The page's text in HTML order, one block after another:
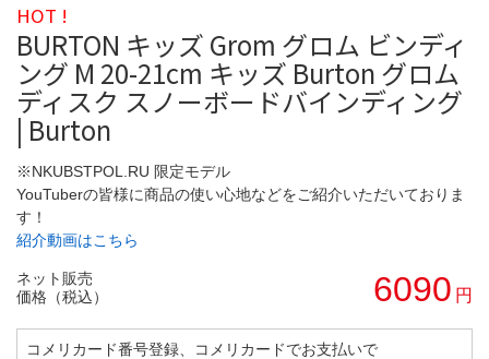
HOT !
BURTON キッズ Grom グロム ビンディ
ング M 20-21cm キッズ Burton グロム
ディスク スノーボードバインディング
| Burton
※NKUBSTPOL.RU 限定モデル
YouTuberの皆様に商品の使い心地などをご紹介いただいておりま
す！
紹介動画はこちら
ネット販売
価格（税込）
6090 円
コメリカード番号登録、コメリカードでお支払いで